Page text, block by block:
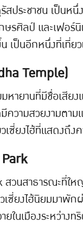
ประชาชน เป็นห
รศิลป์ และเฟอร์
เป็นอีกหนึ่งที่เที่ย
Temple)
ายานที่มีชื่อเสียง
วามสวยงามตา
เซี่ยงไฮ้ที่แสดงถึ
วนสาธารณะที่ใ
เซี่ยงไฮ้นิยมมาพั
ในเมืองระหว่าง